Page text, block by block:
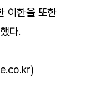
이한울 또한
다.